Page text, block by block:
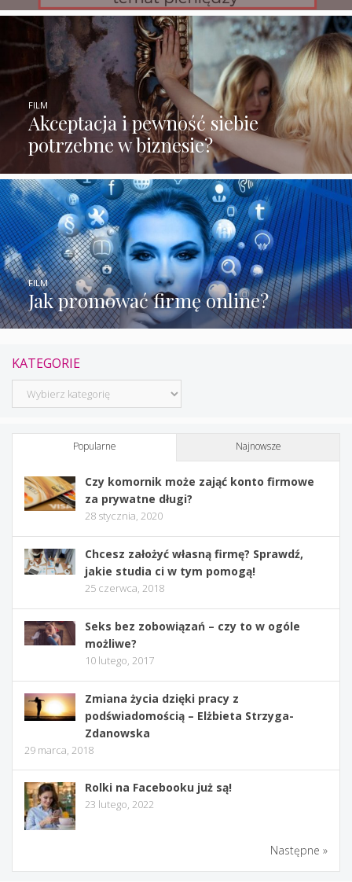
Akceptacja i pewność siebie
potrzebne w biznesie?
FILM
Jak promować firmę online?
FILM
KATEGORIE
Kategorie
Popularne Najnowsze
Czy komornik może zająć konto firmowe
za prywatne długi?
28 stycznia, 2020
Chcesz założyć własną firmę? Sprawdź,
jakie studia ci w tym pomogą!
25 czerwca, 2018
Seks bez zobowiązań – czy to w ogóle
możliwe?
10 lutego, 2017
Zmiana życia dzięki pracy z
podświadomością – Elżbieta Strzyga-
Zdanowska
29 marca, 2018
Rolki na Facebooku już są!
23 lutego, 2022
Następne »